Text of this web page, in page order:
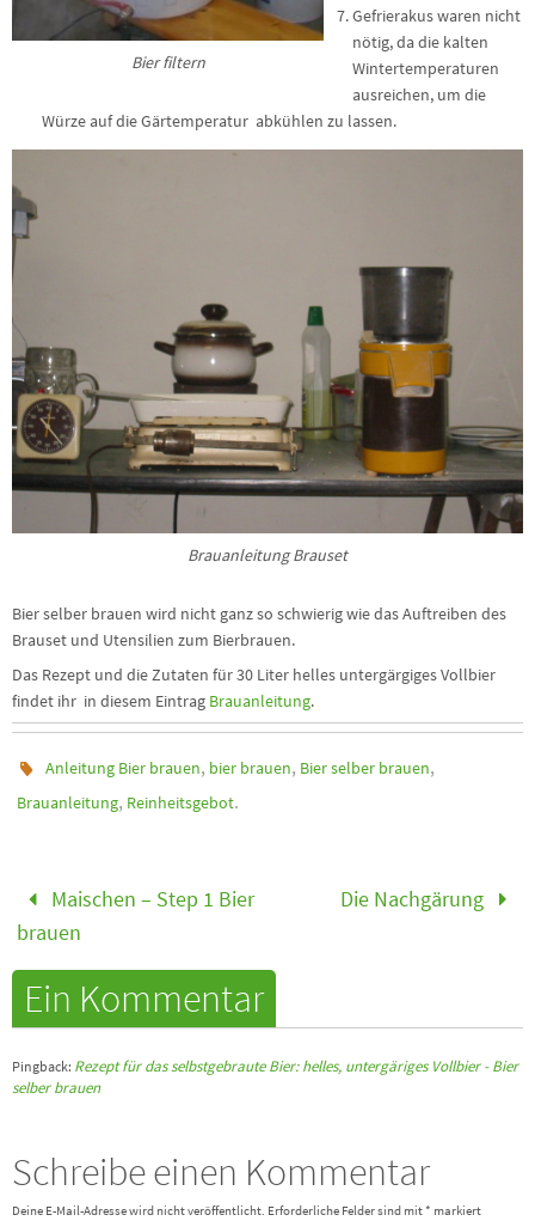
Bier filtern
Gefrierakus waren nicht
nötig, da die kalten
Wintertemperaturen
ausreichen, um die
Würze auf die Gärtemperatur abkühlen zu lassen.
Brauanleitung Brauset
Bier selber brauen wird nicht ganz so schwierig wie das Auftreiben des
Brauset und Utensilien zum Bierbrauen.
Das Rezept und die Zutaten für 30 Liter helles untergärgiges Vollbier
findet ihr in diesem Eintrag Brauanleitung.
Anleitung Bier brauen, bier brauen, Bier selber brauen,
Brauanleitung, Reinheitsgebot.
Maischen – Step 1 Bier
brauen
Die Nachgärung
Ein Kommentar
Pingback: Rezept für das selbstgebraute Bier: helles, untergäriges Vollbier - Bier
selber brauen
Schreibe einen Kommentar
Deine E-Mail-Adresse wird nicht veröffentlicht. Erforderliche Felder sind mit* markiert